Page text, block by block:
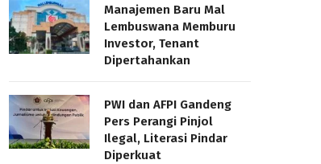
Manajemen Baru Mal
Lembuswana Memburu
Investor, Tenant
Dipertahankan
PWI dan AFPI Gandeng
Pers Perangi Pinjol
Ilegal, Literasi Pindar
Diperkuat